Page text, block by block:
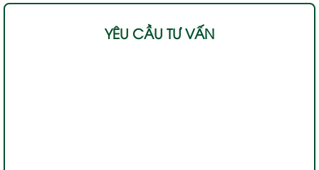
YÊU CẦU TƯ VẤN